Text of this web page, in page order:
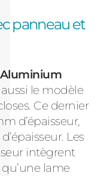
panneau et
le modèle
Ce dernier
d’épaisseur,
Les
intègrent
lame